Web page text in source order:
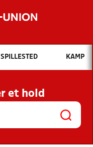
vil du søge efter?
OG NYHEDER
KLUBBER OG
SPILLESTED KAMP
et hold